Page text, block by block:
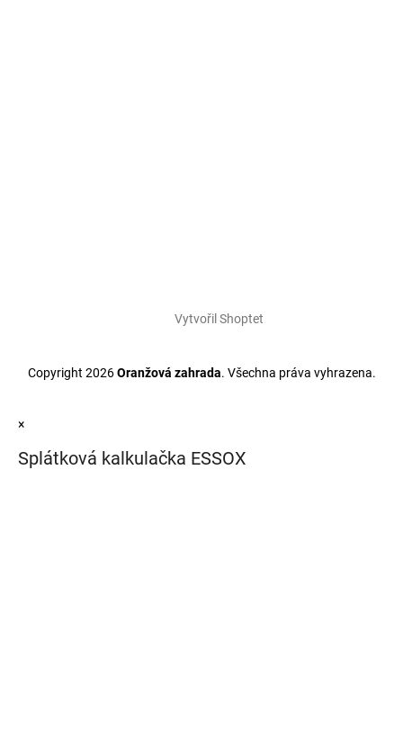
Vytvořil Shoptet
Copyright 2026Oranžová zahrada. Všechna práva vyhrazena.
×
Splátková kalkulačka ESSOX